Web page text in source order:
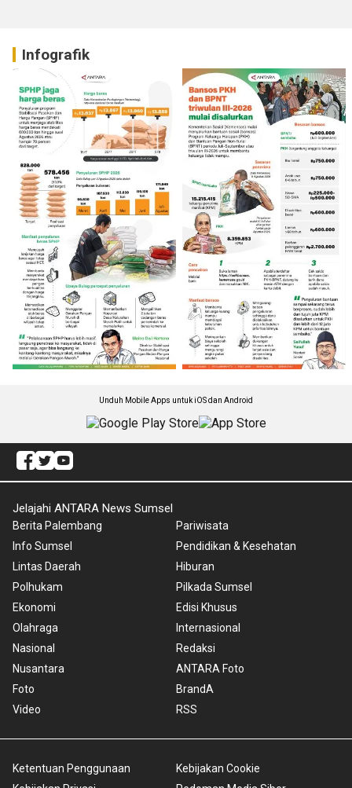
Infografik
Unduh Mobile Apps untuk iOS dan Android
Jelajahi ANTARA News Sumsel
Berita Palembang
Info Sumsel
Lintas Daerah
Polhukam
Ekonomi
Olahraga
Nasional
Nusantara
Foto
Video
Pariwisata
Pendidikan & Kesehatan
Hiburan
Pilkada Sumsel
Edisi Khusus
Internasional
Redaksi
ANTARA Foto
BrandA
RSS
Ketentuan Penggunaan
Kebijakan Cookie